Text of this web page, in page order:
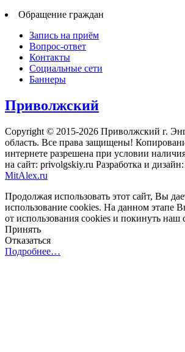
Обращение граждан
Запись на приём
Вопрос-ответ
Контакты
Социальные сети
Баннеры
Приволжский
Copyright © 2015-2026 Приволжский г.
область. Все права защищены!
интернете разрешена при условии
на сайт: privolgskiy.ru Разработка и
MitAlex.ru
Продолжая использовать этот сайт, Вы
использование cookies. На данном этапе
от использования cookies и покинуть наш
Принять
Отказаться
Подробнее…